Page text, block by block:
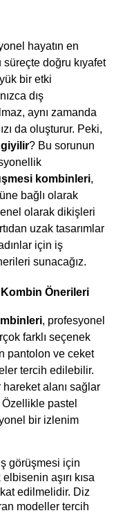
hayatın en
doğru kıyafet
bir etki
dış
aynı zamanda
? Bu sorunun
kombinleri,
bağlı olarak
olarak dikişleri
uzak tasarımlar
için iş
sunacağız.
Önerileri
, profesyonel
farklı seçenek
pantolon ve ceket
tercih edilebilir.
hareket alanı sağlar
pastel
bir izlenim
görüşmesi için
aşırı kısa
edilmelidir. Diz
modeller tercih